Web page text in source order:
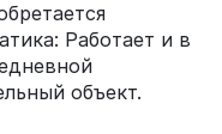
Работает и в
объект.